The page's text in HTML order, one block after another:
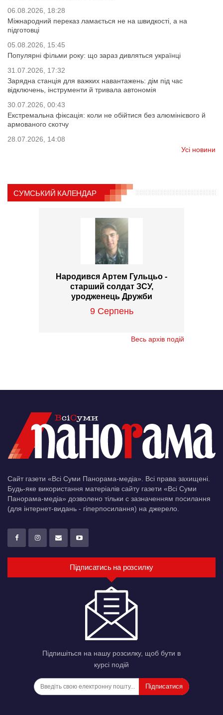
06.08.2026, 18:28
Міжнародний переказ ламається не на швидкості, а на
підготовці
05.08.2026, 15:45
Популярні фільми року: що зараз дивляться українці
31.07.2026, 17:32
Зарядна станція для важких навантажень: дім під час
відключень, інструменти й тривала автономія
30.07.2026, 00:43
Екстремальна фіксація: коли не обійтися без алюмінієвого й
армованого скотчу
28.07.2026, 14:08
Усі новини
СУМСЬКИЙ КАЛЕНДАР
Народився Артем Гульцьо -
старший солдат ЗСУ,
уродженець Дружби
9 Серпень
Весь архів подій
Сайт газети «Всі Суми Панорама-медіа». Всі права захищені.
Будь-яке використання матеріалів сайту газети «Всі Суми
Панорама-медіа» дозволено тільки c зазначенням посилання
(для інтернет-видань - гіперпосилання) на джерело.
Підписатись на розсилку
Підпишіться на нашу розсилку, щоб бути в
курсі подій
Підписатися